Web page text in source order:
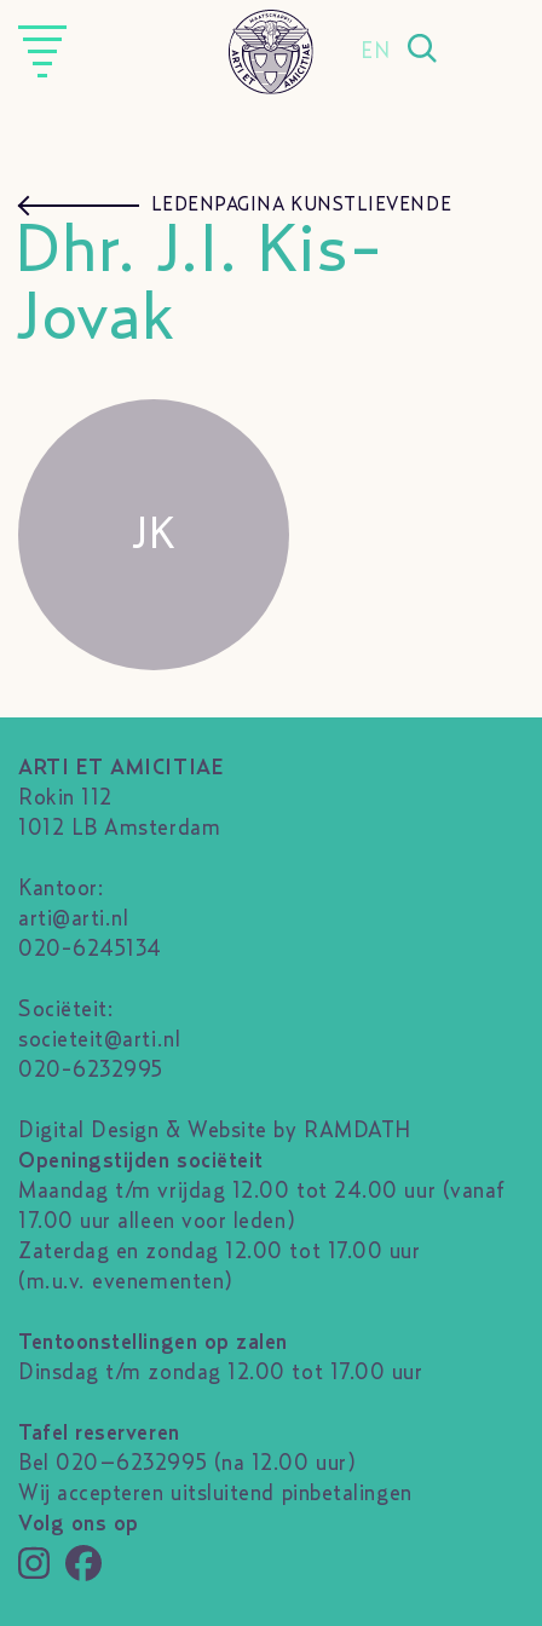
EN
LEDENPAGINA KUNSTLIEVENDE
Dhr. J.I. Kis-
Jovak
JK
ARTI ET AMICITIAE
Rokin 112
1012 LB Amsterdam
Kantoor:
arti@arti.nl
020-6245134
Sociëteit:
societeit@arti.nl
020-6232995
Digital Design & Website by RAMDATH
Openingstijden sociëteit
Maandag t/m vrijdag 12.00 tot 24.00 uur (vanaf
17.00 uur alleen voor leden)
Zaterdag en zondag 12.00 tot 17.00 uur
(m.u.v. evenementen)
Tentoonstellingen op zalen
Dinsdag t/m zondag 12.00 tot 17.00 uur
Tafel reserveren
Bel 020–6232995 (na 12.00 uur)
Wij accepteren uitsluitend pinbetalingen
Volg ons op